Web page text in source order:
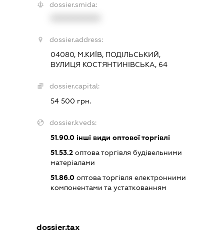
dossier.smida:
dossier.address:
04080, М.КИЇВ, ПОДІЛЬСЬКИЙ,
ВУЛИЦЯ КОСТЯНТИНІВСЬКА, 64
dossier.capital:
54 500 грн.
dossier.kveds:
51.90.0 інші види оптової торгівлі
51.53.2 оптова торгівля будівельними
матеріалами
51.86.0 оптова торгівля електронними
компонентами та устаткованням
dossier.tax